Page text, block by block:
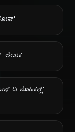
ಲೇಖಕ
ದಿ ಮೊಹಿಕನ್ಸ್'